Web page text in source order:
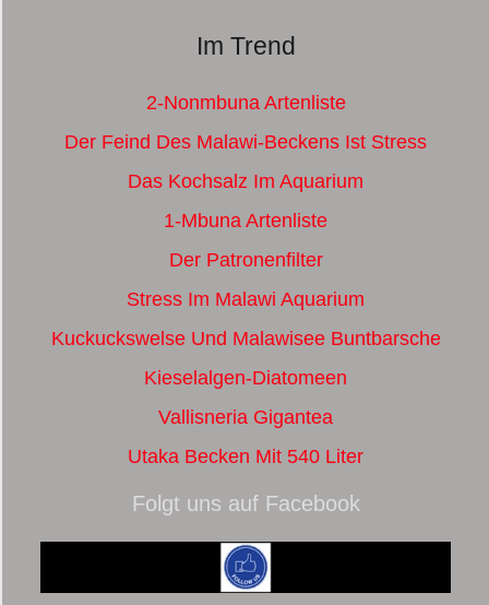
Im Trend
2-Nonmbuna Artenliste
Der Feind Des Malawi-Beckens Ist Stress
Das Kochsalz Im Aquarium
1-Mbuna Artenliste
Der Patronenfilter
Stress Im Malawi Aquarium
Kuckuckswelse Und Malawisee Buntbarsche
Kieselalgen-Diatomeen
Vallisneria Gigantea
Utaka Becken Mit 540 Liter
Folgt uns auf Facebook